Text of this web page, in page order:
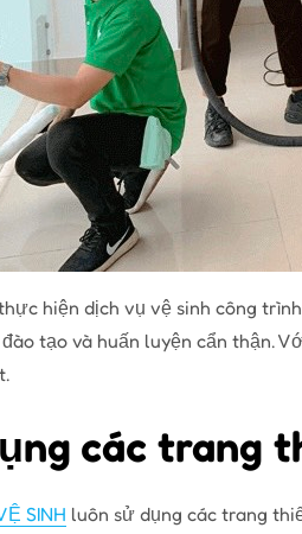
hiện dịch vụ vệ sinh công
tạo và huấn luyện cẩn thận.
các trang
SINH luôn sử dụng các trang